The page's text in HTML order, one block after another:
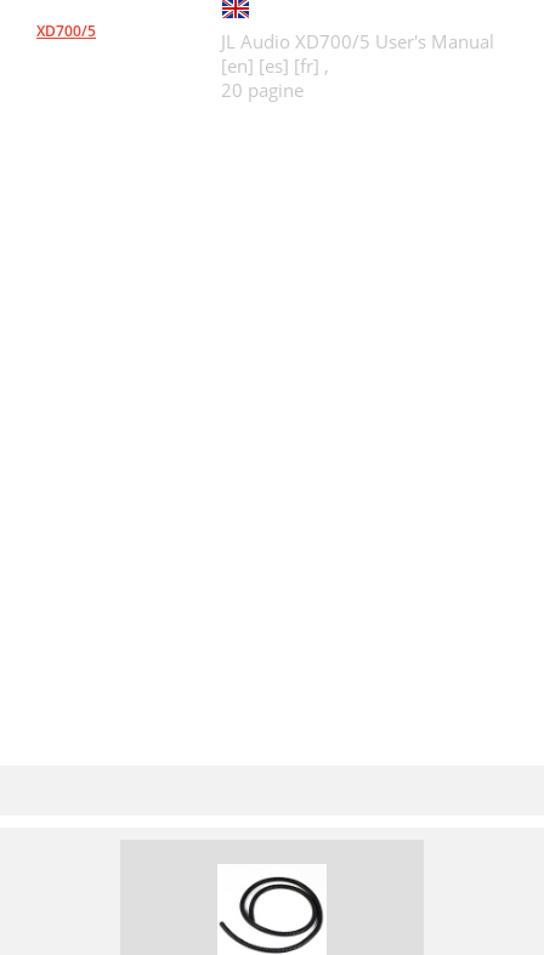
XD700/5
JL Audio XD700/5 User's Manual
[en] [es] [fr] ,
20 pagine